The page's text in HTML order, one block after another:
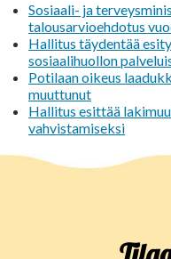
Sosiaali- ja
talousarvioehdotus
Hallitus täydentää
sosiaalihuollon
Potilaan oikeus
muuttunut
Hallitus esittää
vahvistamiseksi